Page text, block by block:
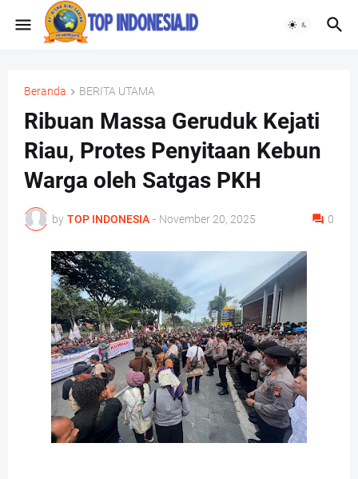
Beranda BERITA UTAMA
Ribuan Massa Geruduk Kejati
Riau, Protes Penyitaan Kebun
Warga oleh Satgas PKH
by TOP INDONESIA - November 20, 2025 0